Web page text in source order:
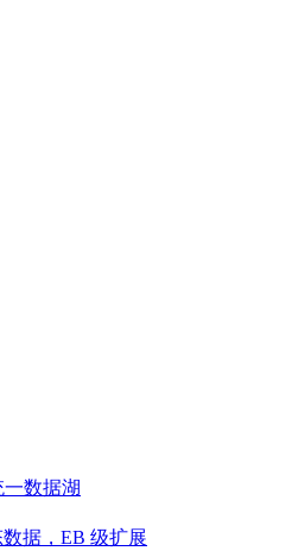
数据湖
据，EB 级扩展